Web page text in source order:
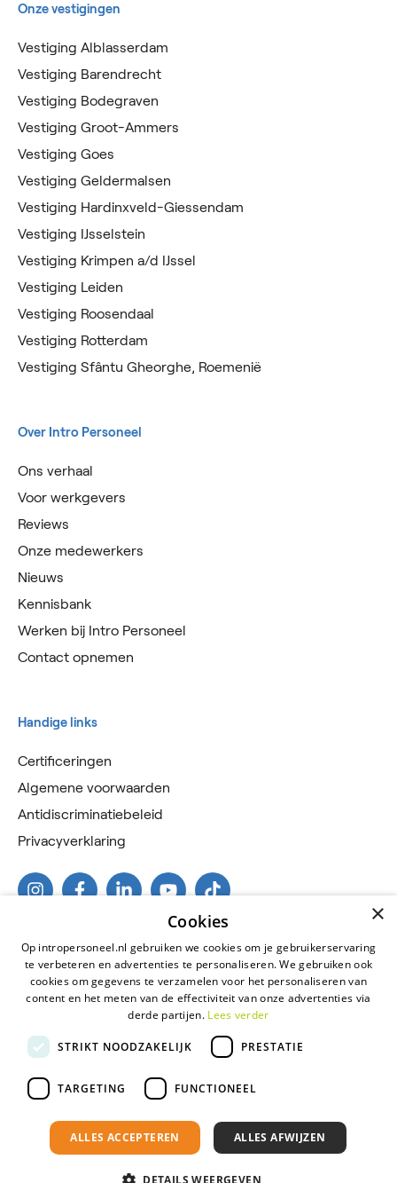
Onze vestigingen
Vestiging Alblasserdam
Vestiging Barendrecht
Vestiging Bodegraven
Vestiging Groot-Ammers
Vestiging Goes
Vestiging Geldermalsen
Vestiging Hardinxveld-Giessendam
Vestiging IJsselstein
Vestiging Krimpen a/d IJssel
Vestiging Leiden
Vestiging Roosendaal
Vestiging Rotterdam
Vestiging Sfântu Gheorghe, Roemenië
Over Intro Personeel
Ons verhaal
Voor werkgevers
Reviews
Onze medewerkers
Nieuws
Kennisbank
Werken bij Intro Personeel
Contact opnemen
Handige links
Certificeringen
Algemene voorwaarden
Antidiscriminatiebeleid
Privacyverklaring
2026 © Intro Personeel
Certificeringen
Algemene voorwaarden
Privacyverklaring
Florys Groep
×
Cookies
Op intropersoneel.nl gebruiken we cookies om je gebruikerservaring
te verbeteren en advertenties te personaliseren. We gebruiken ook
cookies om gegevens te verzamelen voor het personaliseren van
content en het meten van de effectiviteit van onze advertenties via
derde partijen. Lees verder
STRIKT NOODZAKELIJK PRESTATIE
TARGETING FUNCTIONEEL
ALLES ACCEPTEREN ALLES AFWIJZEN
DETAILS WEERGEVEN